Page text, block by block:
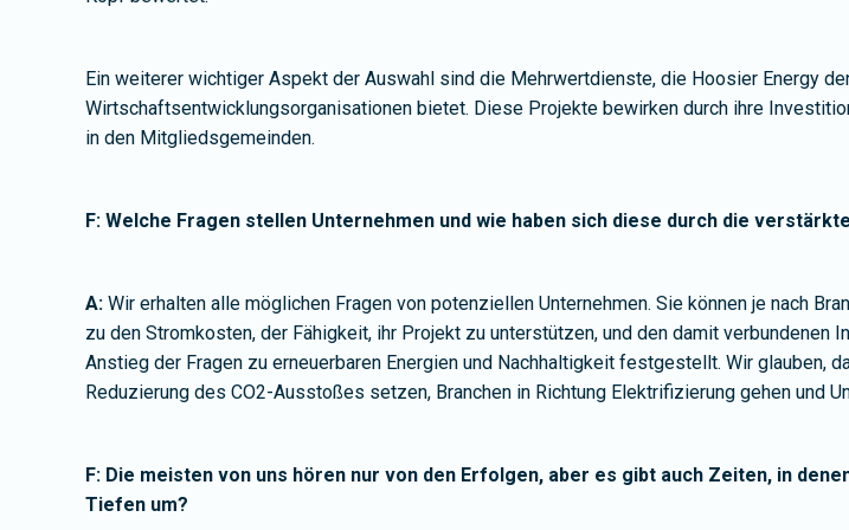
Ein weiterer wichtiger Aspekt der Auswahl sind die Mehrwertdienste, die Hoosier Energy
Wirtschaftsentwicklungsorganisationen bietet. Diese Projekte bewirken durch ihre
in den Mitgliedsgemeinden.
F: Welche Fragen stellen Unternehmen und wie haben sich diese durch die
A: Wir erhalten alle möglichen Fragen von potenziellen Unternehmen. Sie können je nach
zu den Stromkosten, der Fähigkeit, ihr Projekt zu unterstützen, und den damit
Anstieg der Fragen zu erneuerbaren Energien und Nachhaltigkeit festgestellt. Wir
Reduzierung des CO2-Ausstoßes setzen, Branchen in Richtung Elektrifizierung gehen und
F: Die meisten von uns hören nur von den Erfolgen, aber es gibt auch Zeiten, in
Tiefen um?